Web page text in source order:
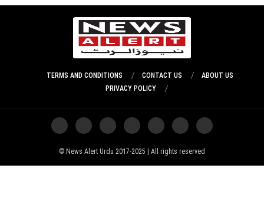
ABOUT US
CONTACT US
TERMS AND CONDITIONS
PRIVACY POLICY
News Alert Urdu 2017-2025 | All rights reserved ©